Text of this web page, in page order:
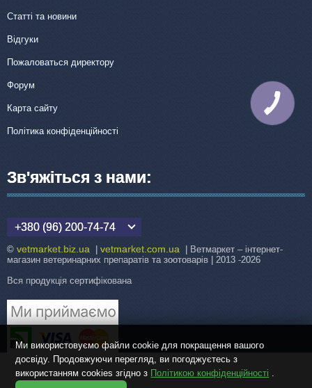
Статті та новини
Відгуки
Пожаловаться директору
Форум
Карта сайту
Політика конфіденційності
Зв'яжіться з нами:
+380 (96) 200-74-74
© vetmarket.biz.ua vetmarket.com.ua | Ветмаркет – інтернет-
магазин ветеринарних препаратів та зоотоварів | 2013 -2026
Вся продукція сертифікована
Ми використовуємо файли cookie для покращення вашого
досвіду. Продовжуючи перегляд, ви погоджуєтесь з
використанням cookies згідно з Політикою конфіденційності .
КНОПКА
ЗВ'ЯЗКУ